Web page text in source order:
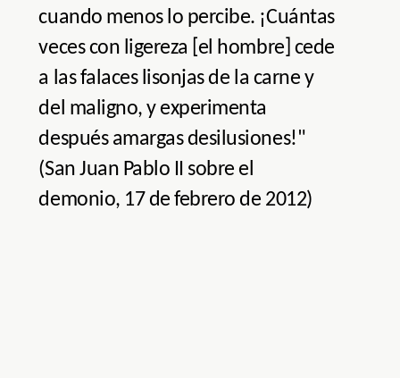
cuando menos lo percibe. ¡Cuántas
veces con ligereza [el hombre] cede
a las falaces lisonjas de la carne y
del maligno, y experimenta
después amargas desilusiones!"
(San Juan Pablo II sobre el
demonio, 17 de febrero de 2012)